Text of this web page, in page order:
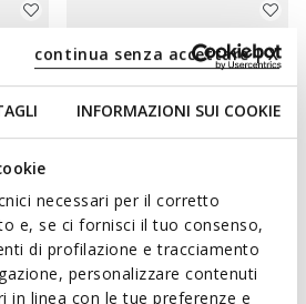
INFORMAZIONI SUI COOKIE
necessari per il corretto
e, se ci fornisci il tuo consenso,
di profilazione e tracciamento
personalizzare contenuti
in linea con le tue preferenze e
continua senza accettare | X
SANDAL MACCHIA RECÉM-
NASCIDA
Sandálias para os primeiros